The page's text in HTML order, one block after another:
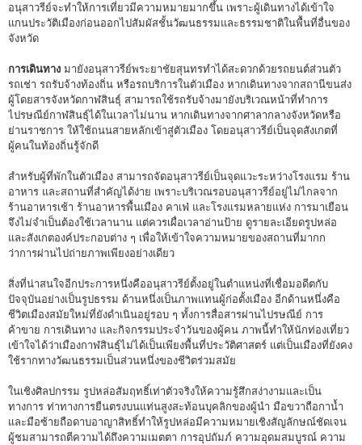
อนุสาวรีย์จะทำให้การเที่ยวมีความหมายมากขึ้น เพราะผู้เดินทางได้เข้าใจ
แกนประวัติเมืองก่อนออกไปสัมผัสชั้นวัฒนธรรมและธรรมชาติในพื้นที่อื่นของ
จังหวัด
การเดินทาง มายังอนุสาวรีย์พระยาชัยสุนทรทำได้สะดวกด้วยรถยนต์ส่วนตัว
รถเช่า รถรับจ้างท้องถิ่น หรือรถบริการในตัวเมือง หากเดินทางจากสถานีขนส่ง
ผู้โดยสารจังหวัดกาฬสินธุ์ สามารถใช้รถรับจ้างมายังบริเวณหน้าที่ทำการ
ไปรษณีย์กาฬสินธุ์ได้ในเวลาไม่นาน หากเดินทางจากศาลากลางจังหวัดหรือ
ย่านราชการ ให้ใช้ถนนสายหลักเข้าสู่ตัวเมือง โดยอนุสาวรีย์เป็นจุดสังเกตที่
ผู้คนในท้องถิ่นรู้จักดี
สำหรับผู้ที่พักในตัวเมือง สามารถจัดอนุสาวรีย์เป็นจุดแวะระหว่างโรงแรม ร้าน
อาหาร และสถานที่สำคัญได้ง่าย เพราะบริเวณรอบอนุสาวรีย์อยู่ไม่ไกลจาก
ร้านอาหารเช้า ร้านอาหารพื้นเมือง คาเฟ่ และโรงแรมหลายแห่ง การมาเยือน
จึงไม่จำเป็นต้องใช้เวลานาน แต่ควรเผื่อเวลาอ่านป้าย ดูรายละเอียดรูปหล่อ
และสังเกตองค์ประกอบต่าง ๆ เพื่อให้เข้าใจความหมายของสถานที่มากก
ว่าการผ่านไปถ่ายภาพเพียงอย่างเดียว
สิ่งที่น่าสนใจอีกประการหนึ่งคืออนุสาวรีย์ตั้งอยู่ในตำแหน่งที่เชื่อมอดีตกับ
ปัจจุบันอย่างเป็นรูปธรรม ด้านหนึ่งเป็นภาพแทนผู้ก่อตั้งเมือง อีกด้านหนึ่งคือ
ชีวิตเมืองสมัยใหม่ที่ยังดำเนินอยู่รอบ ๆ ทั้งการสื่อสารผ่านไปรษณีย์ การ
ค้าขาย การเดินทาง และกิจกรรมประจำวันของผู้คน ภาพนี้ทำให้นักท่องเที่ยว
เข้าใจได้ว่าเมืองกาฬสินธุ์ไม่ได้เป็นเพียงพื้นที่ประวัติศาสตร์ แต่เป็นเมืองที่ยังคง
ใช้รากทางวัฒนธรรมเป็นส่วนหนึ่งของชีวิตร่วมสมัย
ในเชิงศิลปกรรม รูปหล่อสัมฤทธิ์เท่าตัวจริงให้ความรู้สึกสง่างามและเป็น
ทางการ ท่าทางการยืนตรงบนแท่นสูงสะท้อนบุคลิกของผู้นำ มือขวาถือกาน้ำ
และมือซ้ายถือดาบอาญาสิทธิ์ทำให้รูปหล่อมีความหมายเชิงสัญลักษณ์ชัดเจน
ผู้ชมสามารถตีความได้ถึงความเมตตา การอุปถัมภ์ ความอุดมสมบูรณ์ ความ